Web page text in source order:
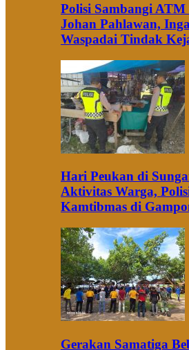
Polisi Sambangi ATM
Johan Pahlawan,
Waspadai Tindak
Hari Peukan di
Aktivitas Warga,
Kamtibmas di
Gerakan Samatiga